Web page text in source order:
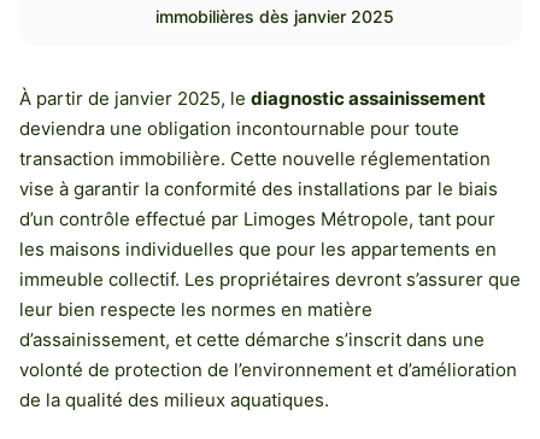
immobilières dès janvier 2025
À partir de janvier 2025, le diagnostic assainissement
deviendra une obligation incontournable pour toute
transaction immobilière. Cette nouvelle réglementation
vise à garantir la conformité des installations par le biais
d’un contrôle effectué par Limoges Métropole, tant pour
les maisons individuelles que pour les appartements en
immeuble collectif. Les propriétaires devront s’assurer que
leur bien respecte les normes en matière
d’assainissement, et cette démarche s’inscrit dans une
volonté de protection de l’environnement et d’amélioration
de la qualité des milieux aquatiques.